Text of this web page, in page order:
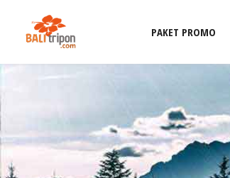
PAKET PROMO